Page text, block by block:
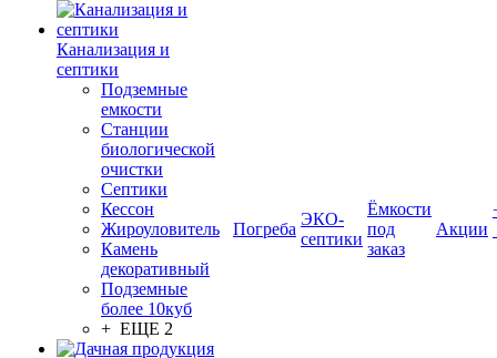
Канализация и
септики
Подземные
емкости
Станции
биологической
очистки
Септики
Кессон
Жироуловитель
Камень
декоративный
Подземные
более 10куб
+ ЕЩЕ 2
Погреба
ЭКО-
септики
Ёмкости
под
заказ
Акции